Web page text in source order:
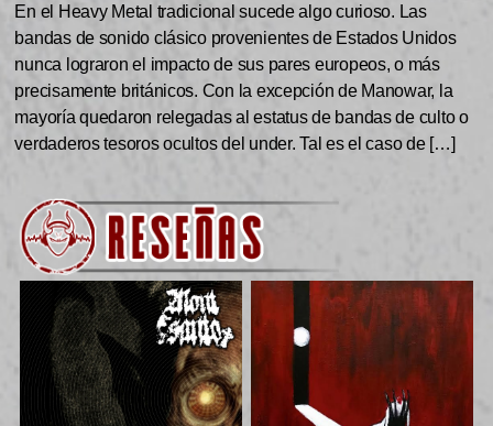
En el Heavy Metal tradicional sucede algo curioso. Las
bandas de sonido clásico provenientes de Estados Unidos
nunca lograron el impacto de sus pares europeos, o más
precisamente británicos. Con la excepción de Manowar, la
mayoría quedaron relegadas al estatus de bandas de culto o
verdaderos tesoros ocultos del under. Tal es el caso de […]